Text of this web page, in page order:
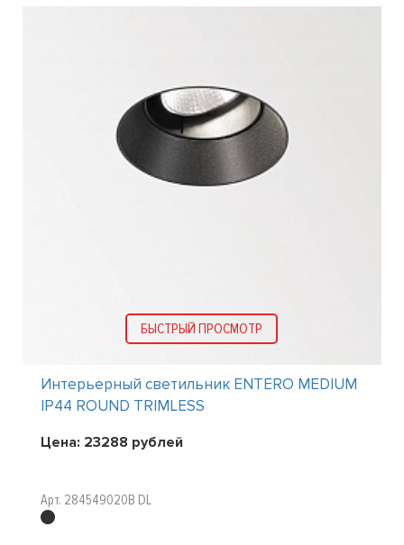
БЫСТРЫЙ ПРОСМОТР
Интерьерный светильник ENTERO MEDIUM
IP44 ROUND TRIMLESS
Цена: 23288 рублей
Арт. 284549020B DL